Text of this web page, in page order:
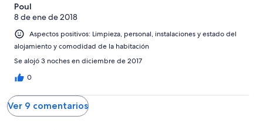
Poul
8 de ene de 2018
Aspectos positivos: Limpieza, personal, instalaciones y estado del
alojamiento y comodidad de la habitación
Se alojó 3 noches en diciembre de 2017
0
Ver 9 comentarios